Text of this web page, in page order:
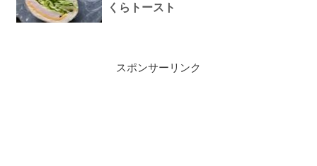
くらトースト
スポンサーリンク